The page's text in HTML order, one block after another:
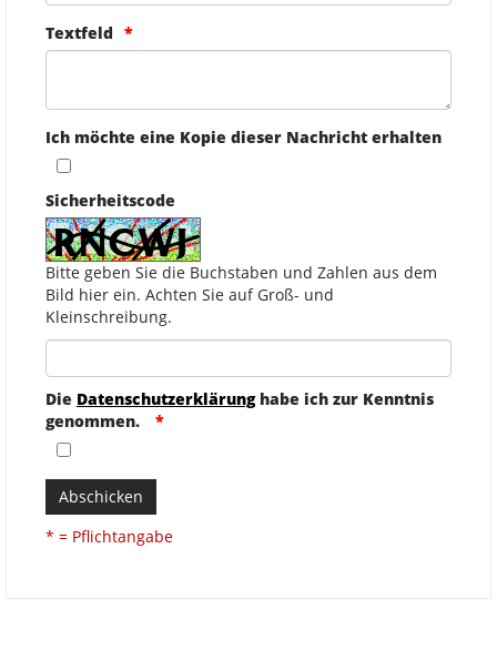
Textfeld
Ich möchte eine Kopie dieser Nachricht erhalten
Sicherheitscode
Bitte geben Sie die Buchstaben und Zahlen aus dem
Bild hier ein. Achten Sie auf Groß- und
Kleinschreibung.
Die Datenschutzerklärunghabe ich zur Kenntnis
genommen.
Abschicken
* = Pflichtangabe